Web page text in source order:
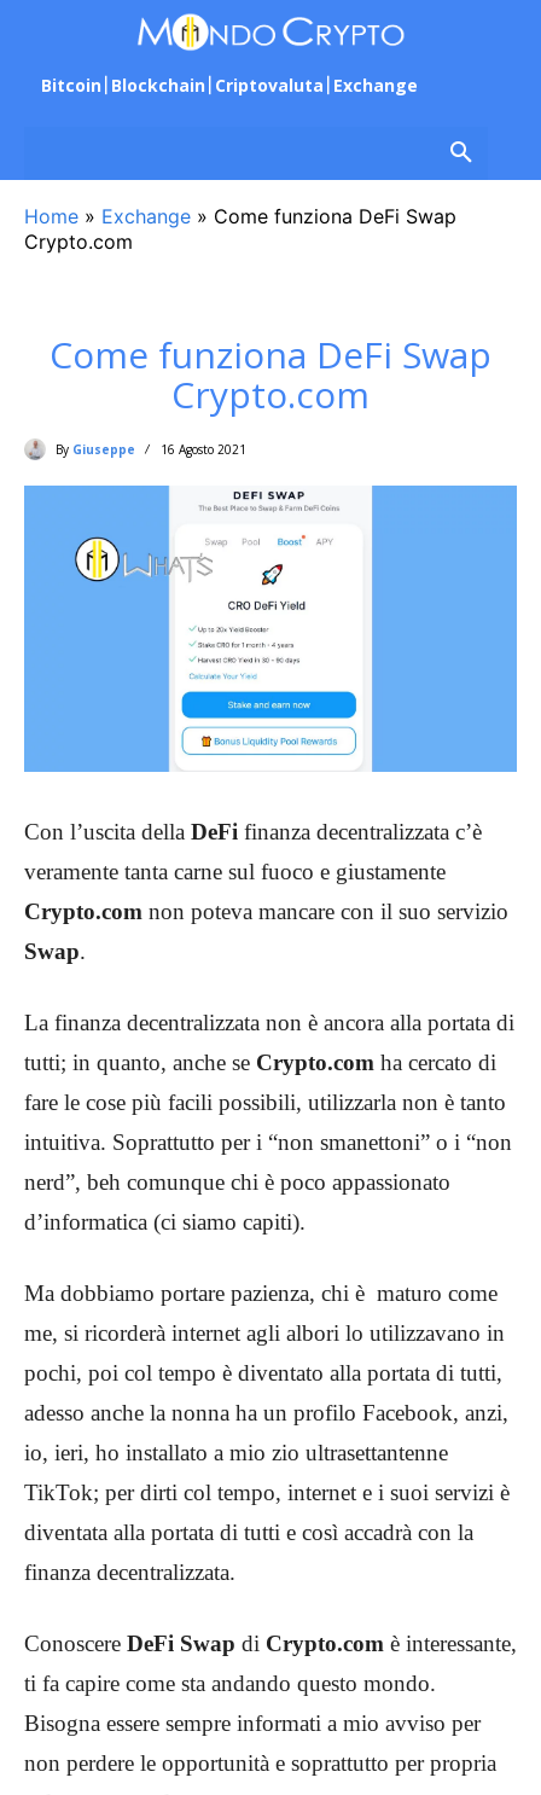
Bitcoin Blockchain Criptovaluta Exchange
Home » Exchange » Come funziona DeFi Swap
Crypto.com
Come funziona DeFi Swap
Crypto.com
By Giuseppe 16 Agosto 2021
Con l’uscita della DeFi finanza decentralizzata c’è
veramente tanta carne sul fuoco e giustamente
Crypto.com non poteva mancare con il suo servizio
Swap.
La finanza decentralizzata non è ancora alla portata di
tutti; in quanto, anche se Crypto.com ha cercato di
fare le cose più facili possibili, utilizzarla non è tanto
intuitiva. Soprattutto per i “non smanettoni” o i “non
nerd”, beh comunque chi è poco appassionato
d’informatica (ci siamo capiti).
Ma dobbiamo portare pazienza, chi è maturo come
me, si ricorderà internet agli albori lo utilizzavano in
pochi, poi col tempo è diventato alla portata di tutti,
adesso anche la nonna ha un profilo Facebook, anzi,
io, ieri, ho installato a mio zio ultrasettantenne
TikTok; per dirti col tempo, internet e i suoi servizi è
diventata alla portata di tutti e così accadrà con la
finanza decentralizzata.
Conoscere DeFi Swap di Crypto.com è interessante,
ti fa capire come sta andando questo mondo.
Bisogna essere sempre informati a mio avviso per
non perdere le opportunità e soprattutto per propria